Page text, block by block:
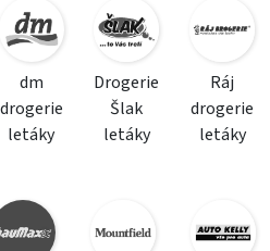
dm
drogerie
letáky
Drogerie
Šlak
letáky
Ráj
drogerie
letáky